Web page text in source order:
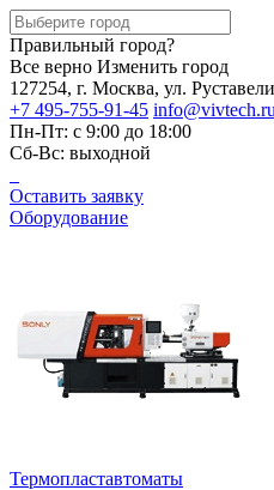
Правильный город?
Все верно Изменить город
127254, г. Москва, ул.
+7 495-755-91-45 info@vivtech.ru
Пн-Пт: с 9:00 до 18:00
Сб-Вс: выходной
Оставить заявку
Оборудование
Термопластавтоматы